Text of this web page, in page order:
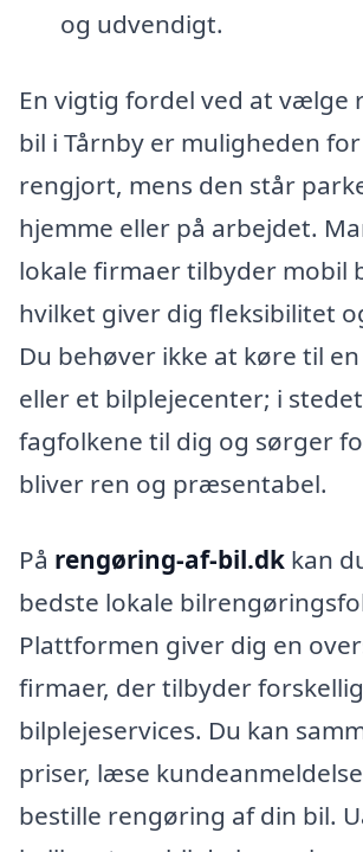
og udvendigt.
En vigtig fordel ved at vælge
bil i Tårnby er muligheden
rengjort, mens den står
hjemme eller på arbejdet.
lokale firmaer tilbyder mobil
hvilket giver dig fleksibilitet
Du behøver ikke at køre til
eller et bilplejecenter; i
fagfolkene til dig og sørger
bliver ren og præsentabel.
På rengøring-af-bil.dk kan
bedste lokale
Plattformen giver dig en
firmaer, der tilbyder
bilplejeservices. Du kan
priser, læse
bestille rengøring af din bil.